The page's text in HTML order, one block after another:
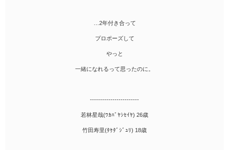
…2年付き合って
プロポーズして
やっと
一緒になれるって思ったのに。
------------------------
若林星哉(ﾜｶﾊﾞﾔｼｾｲﾔ) 26歳
竹田寿里(ﾀｹﾀﾞｼﾞｭﾘ) 18歳